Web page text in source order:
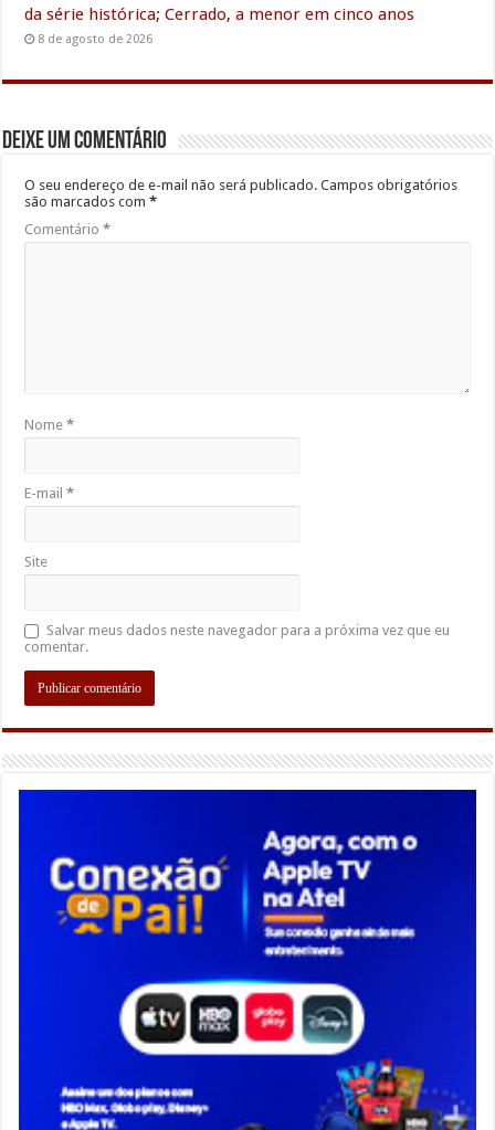
da série histórica; Cerrado, a menor em cinco anos
8 de agosto de 2026
Deixe um comentário
O seu endereço de e-mail não será publicado. Campos obrigatórios
são marcados com*
Comentário*
Nome*
E-mail*
Site
Salvar meus dados neste navegador para a próxima vez que eu
comentar.